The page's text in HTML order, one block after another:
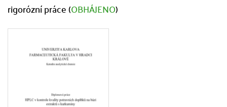
rigorózní práce (OBHÁJENO)